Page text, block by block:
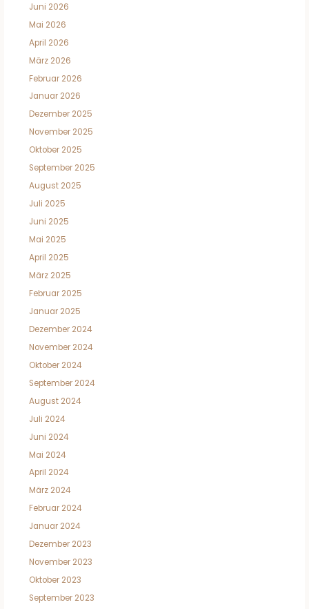
Juni 2026
Mai 2026
April 2026
März 2026
Februar 2026
Januar 2026
Dezember 2025
November 2025
Oktober 2025
September 2025
August 2025
Juli 2025
Juni 2025
Mai 2025
April 2025
März 2025
Februar 2025
Januar 2025
Dezember 2024
November 2024
Oktober 2024
September 2024
August 2024
Juli 2024
Juni 2024
Mai 2024
April 2024
März 2024
Februar 2024
Januar 2024
Dezember 2023
November 2023
Oktober 2023
September 2023